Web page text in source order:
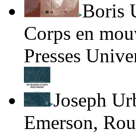
Boris
Corps en
Presses
Joseph
Emerson,